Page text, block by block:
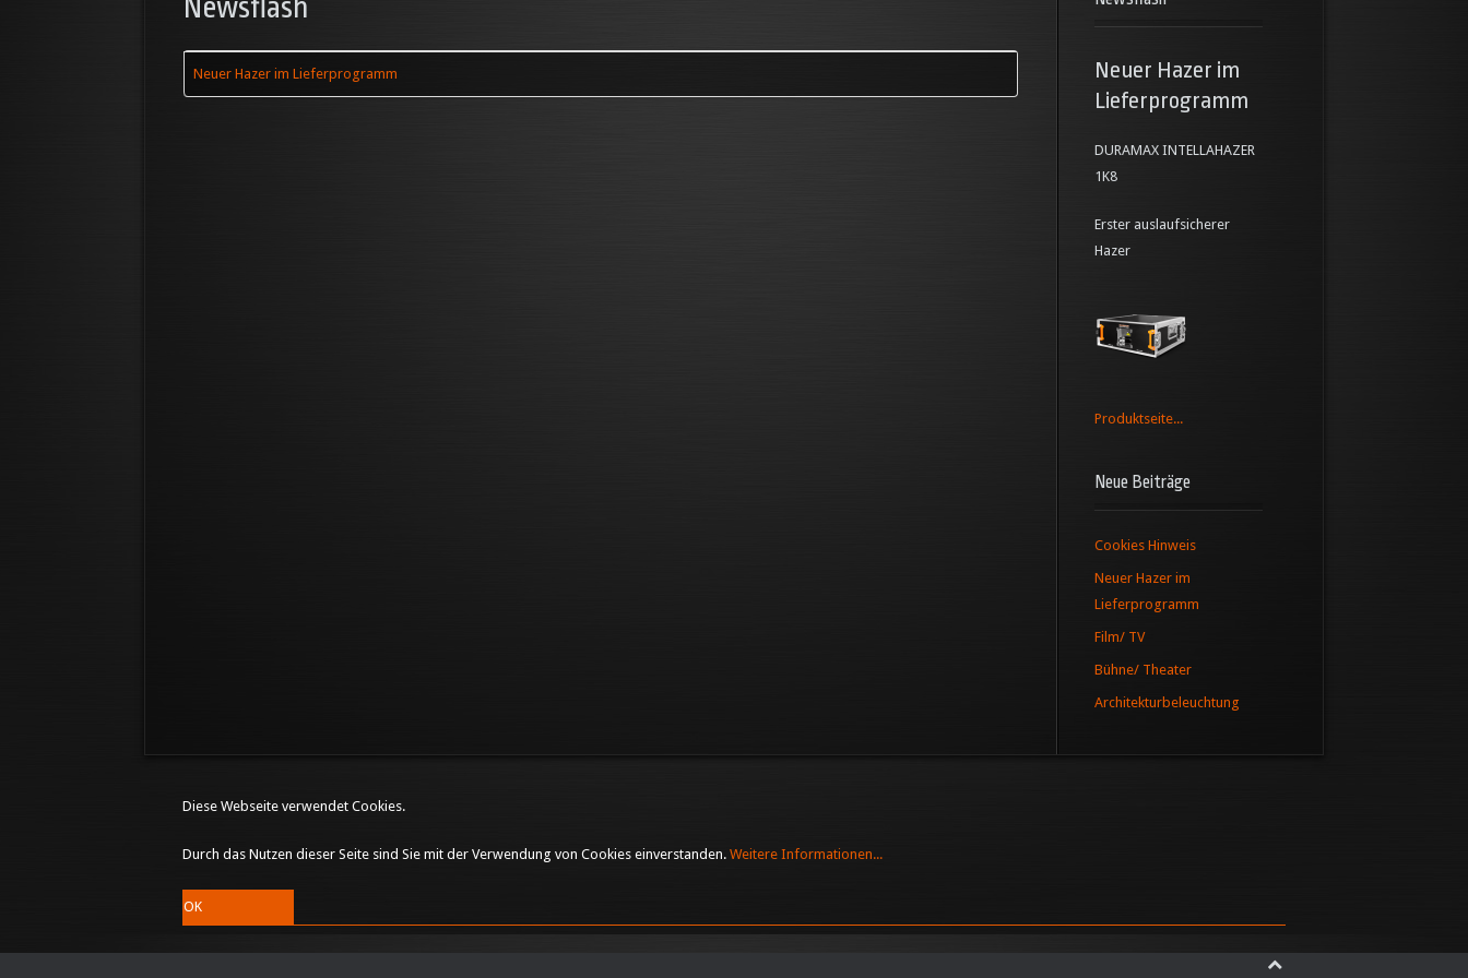
Newsflash
Neuer Hazer im Lieferprogramm
Neuer Hazer im
Lieferprogramm
DURAMAX INTELLAHAZER
1K8
Erster auslaufsicherer
Hazer
Produktseite...
Neue Beiträge
Cookies Hinweis
Neuer Hazer im
Lieferprogramm
Film/ TV
Bühne/ Theater
Architekturbeleuchtung
Diese Webseite verwendet Cookies.
Durch das Nutzen dieser Seite sind Sie mit der Verwendung von Cookies einverstanden. Weitere Informationen...
OK